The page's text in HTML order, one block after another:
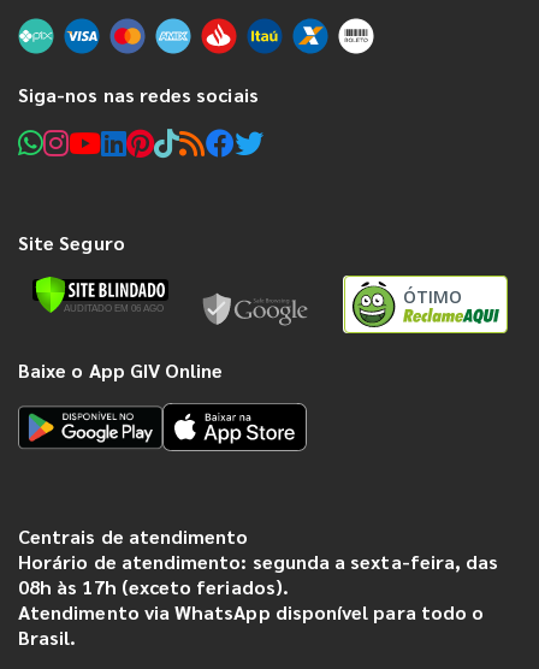
Siga-nos nas redes sociais
Site Seguro
ÓTIMO
Baixe o App GIV Online
Centrais de atendimento
Horário de atendimento: segunda a sexta-feira, das
08h às 17h (exceto feriados).
Atendimento via WhatsApp disponível para todo o
Brasil.